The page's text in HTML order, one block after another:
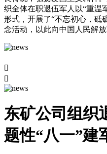
织全体在职退伍军人以“重温
形式，开展了“不忘初心，砥
念活动，以此向中国人民解放


东矿公司组织
题性“八一”建